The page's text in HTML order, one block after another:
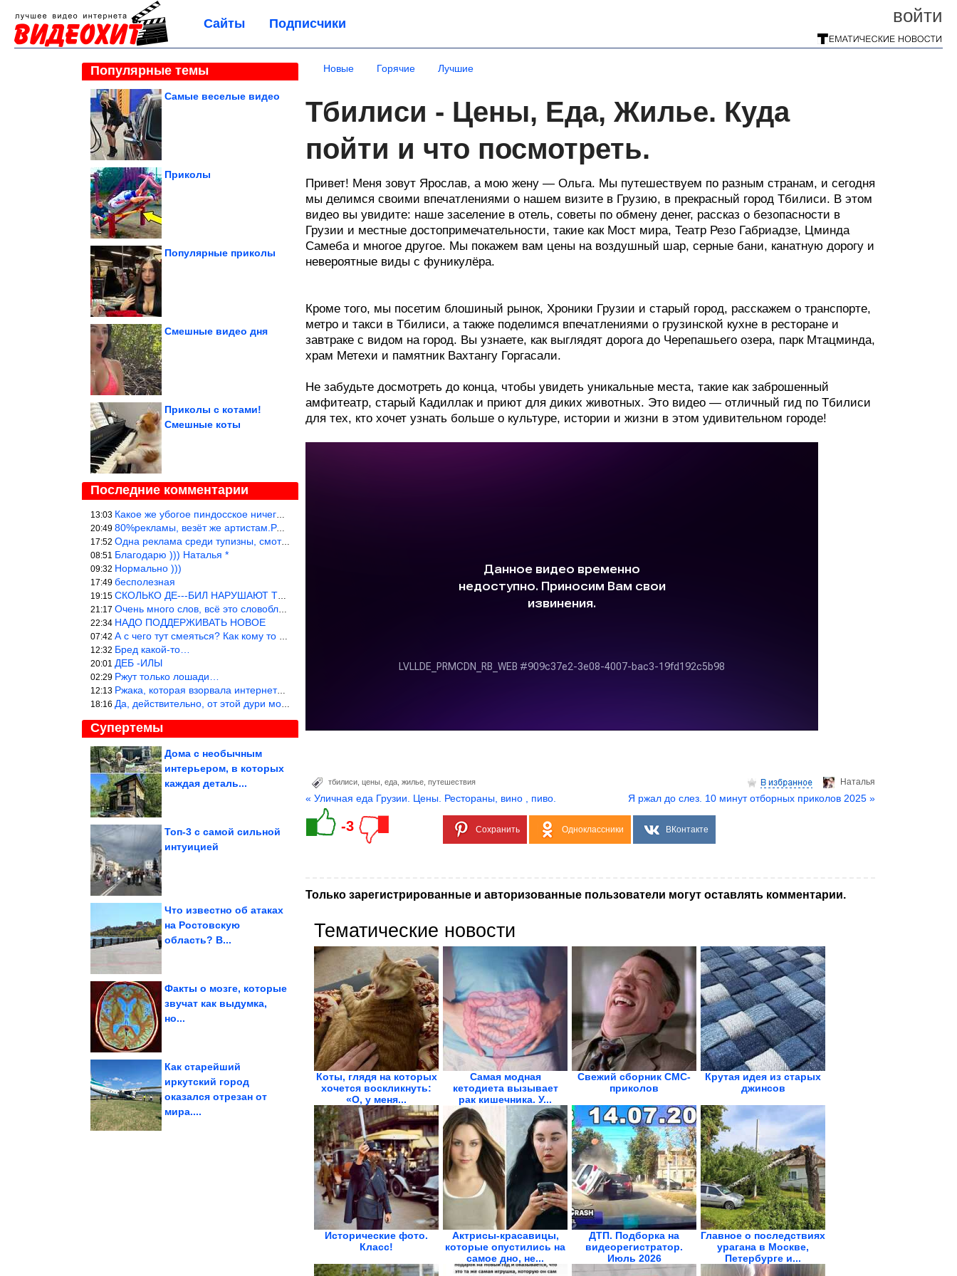
войти
Сайты Подписчики
Популярные темы
Самые веселые видео
Приколы
Популярные приколы
Смешные видео дня
Приколы с котами!
Смешные коты
Последние комментарии
13:03 Какое же убогое пиндосское ничего. Наташ, и не стыдно такую фигн
20:49 80%рекламы, везёт же артистам.Режиссёры, сценаристы вы где или к
17:52 Одна реклама среди тупизны, смотреть невозможно.
08:51 Благодарю ))) Наталья *
09:32 Нормально )))
17:49 бесполезная
19:15 СКОЛЬКО ДЕ---БИЛ НАРУШАЮТ ТЕХНИКУ БЕЗОПАСНОСТИ
21:17 Очень много слов, всё это словоблудие можно было уложить в 1 мин
22:34 НАДО ПОДДЕРЖИВАТЬ НОВОЕ
07:42 А с чего тут смеяться? Как кому то больно? Не смешно.
12:32 Бред какой-то…
20:01 ДЕБ -ИЛЫ
02:29 Ржут только лошади…
12:13 Ржака, которая взорвала интернет? Нет, количество рекламы выводи
18:16 Да, действительно, от этой дури можно ржать до слёз.
Супертемы
Полезные привычки,
проблем с...
Дома с необычным
интерьером, в которых
каждая деталь...
Топ-3 с самой сильной
интуицией
Что известно об атаках
на Ростовскую
область? В...
Посещаемость казино в
Факты о мозге, которые
звучат как выдумка,
но...
6 мифов об
алкогольной
Как старейший
иркутский город
оказался отрезан от
мира....
Новые Горячие Лучшие
Тбилиси - Цены, Еда, Жилье. Куда
пойти и что посмотреть.
Привет! Меня зовут Ярослав, а мою жену — Ольга. Мы путешествуем по разным странам, и сегодня
мы делимся своими впечатлениями о нашем визите в Грузию, в прекрасный город Тбилиси. В этом
видео вы увидите: наше заселение в отель, советы по обмену денег, рассказ о безопасности в
Грузии и местные достопримечательности, такие как Мост мира, Театр Резо Габриадзе, Цминда
Самеба и многое другое. Мы покажем вам цены на воздушный шар, серные бани, канатную дорогу и
невероятные виды с фуникулёра.
Кроме того, мы посетим блошиный рынок, Хроники Грузии и старый город, расскажем о транспорте,
метро и такси в Тбилиси, а также поделимся впечатлениями о грузинской кухне в ресторане и
завтраке с видом на город. Вы узнаете, как выглядят дорога до Черепашьего озера, парк Мтацминда,
храм Метехи и памятник Вахтангу Горгасали.
Не забудьте досмотреть до конца, чтобы увидеть уникальные места, такие как заброшенный
амфитеатр, старый Кадиллак и приют для диких животных. Это видео — отличный гид по Тбилиси
для тех, кто хочет узнать больше о культуре, истории и жизни в этом удивительном городе!
Hаталья
тбилиси цены еда жилье путешествия
« Уличная еда Грузии. Цены. Рестораны, вино , пиво. Я ржал до слез. 10 минут отборных приколов 2025 »
-3 Сохранить Одноклассники ВКонтакте
Только зарегистрированные и авторизованные пользователи могут оставлять комментарии.
Тематические новости
Коты, глядя на которых
хочется воскликнуть:
«О, у меня...
Самая модная
кетодиета вызывает
рак кишечника. У...
Свежий сборник СМС-
приколов
Крутая идея из старых
джинсов
Исторические фото.
Класс!
Актрисы-красавицы,
которые опустились на
самое дно, не...
ДТП. Подборка на
видеорегистратор.
Июль 2026
Главное о последствиях
урагана в Москве,
Петербурге и...